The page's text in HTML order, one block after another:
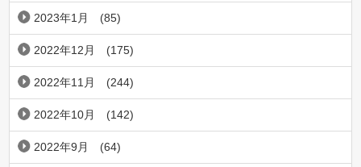
2023年1月 (85)
2022年12月 (175)
2022年11月 (244)
2022年10月 (142)
2022年9月 (64)